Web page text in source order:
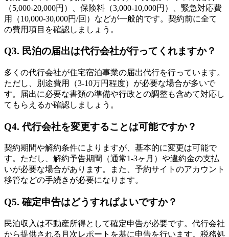
（5,000-20,000円）、保険料（3,000-10,000円）、緊急対応費
用（10,000-30,000円/回）などが一般的です。契約前に全て
の費用項目を確認しましょう。
Q3. 民泊の届出は代行会社が行ってくれますか？
多くの代行会社が住宅宿泊事業の届出代行を行っています。
ただし、別途費用（3-10万円程度）が必要な場合が多いで
す。届出に必要な書類の準備や行政との調整も含めて対応し
てもらえるか確認しましょう。
Q4. 代行会社を変更することは可能ですか？
契約期間や解約条件によりますが、基本的に変更は可能で
す。ただし、解約予告期間（通常1-3ヶ月）や違約金の支払
いが必要な場合があります。また、予約サイトのアカウント
移管などの手続きが必要になります。
Q5. 確定申告はどうすればよいですか？
民泊収入は不動産所得として確定申告が必要です。代行会社
から提供される月次レポートを基に申告を行います。税務処